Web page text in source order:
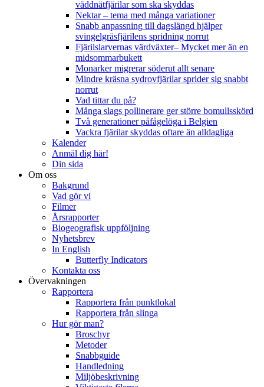
väddnätfjärilar som ska skyddas
Nektar – tema med många variationer
Snabb anpassning till dagslängd hjälper
svingelgräsfjärilens spridning norrut
Fjärilslarvernas värdväxter– Mycket mer än en
midsommarbukett
Monarker migrerar söderut allt senare
Mindre kräsna sydrovfjärilar sprider sig snabbt
norrut
Vad tittar du på?
Många slags pollinerare ger större bomullsskörd
Två generationer påfågelöga i Belgien
Vackra fjärilar skyddas oftare än alldagliga
Kalender
Anmäl dig här!
Din sida
Om oss
Bakgrund
Vad gör vi
Filmer
Årsrapporter
Biogeografisk uppföljning
Nyhetsbrev
In English
Butterfly Indicators
Kontakta oss
Övervakningen
Rapportera
Rapportera från punktlokal
Rapportera från slinga
Hur gör man?
Broschyr
Metoder
Snabbguide
Handledning
Miljöbeskrivning